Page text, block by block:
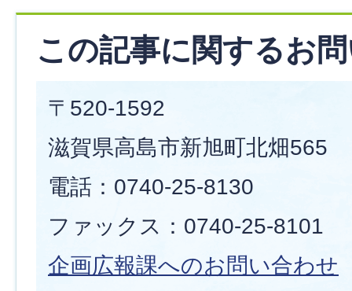
この記事に関するお
〒520-1592
滋賀県高島市新旭町北畑565
電話：0740-25-8130
ファックス：0740-25-8101
企画広報課へのお問い合わせ